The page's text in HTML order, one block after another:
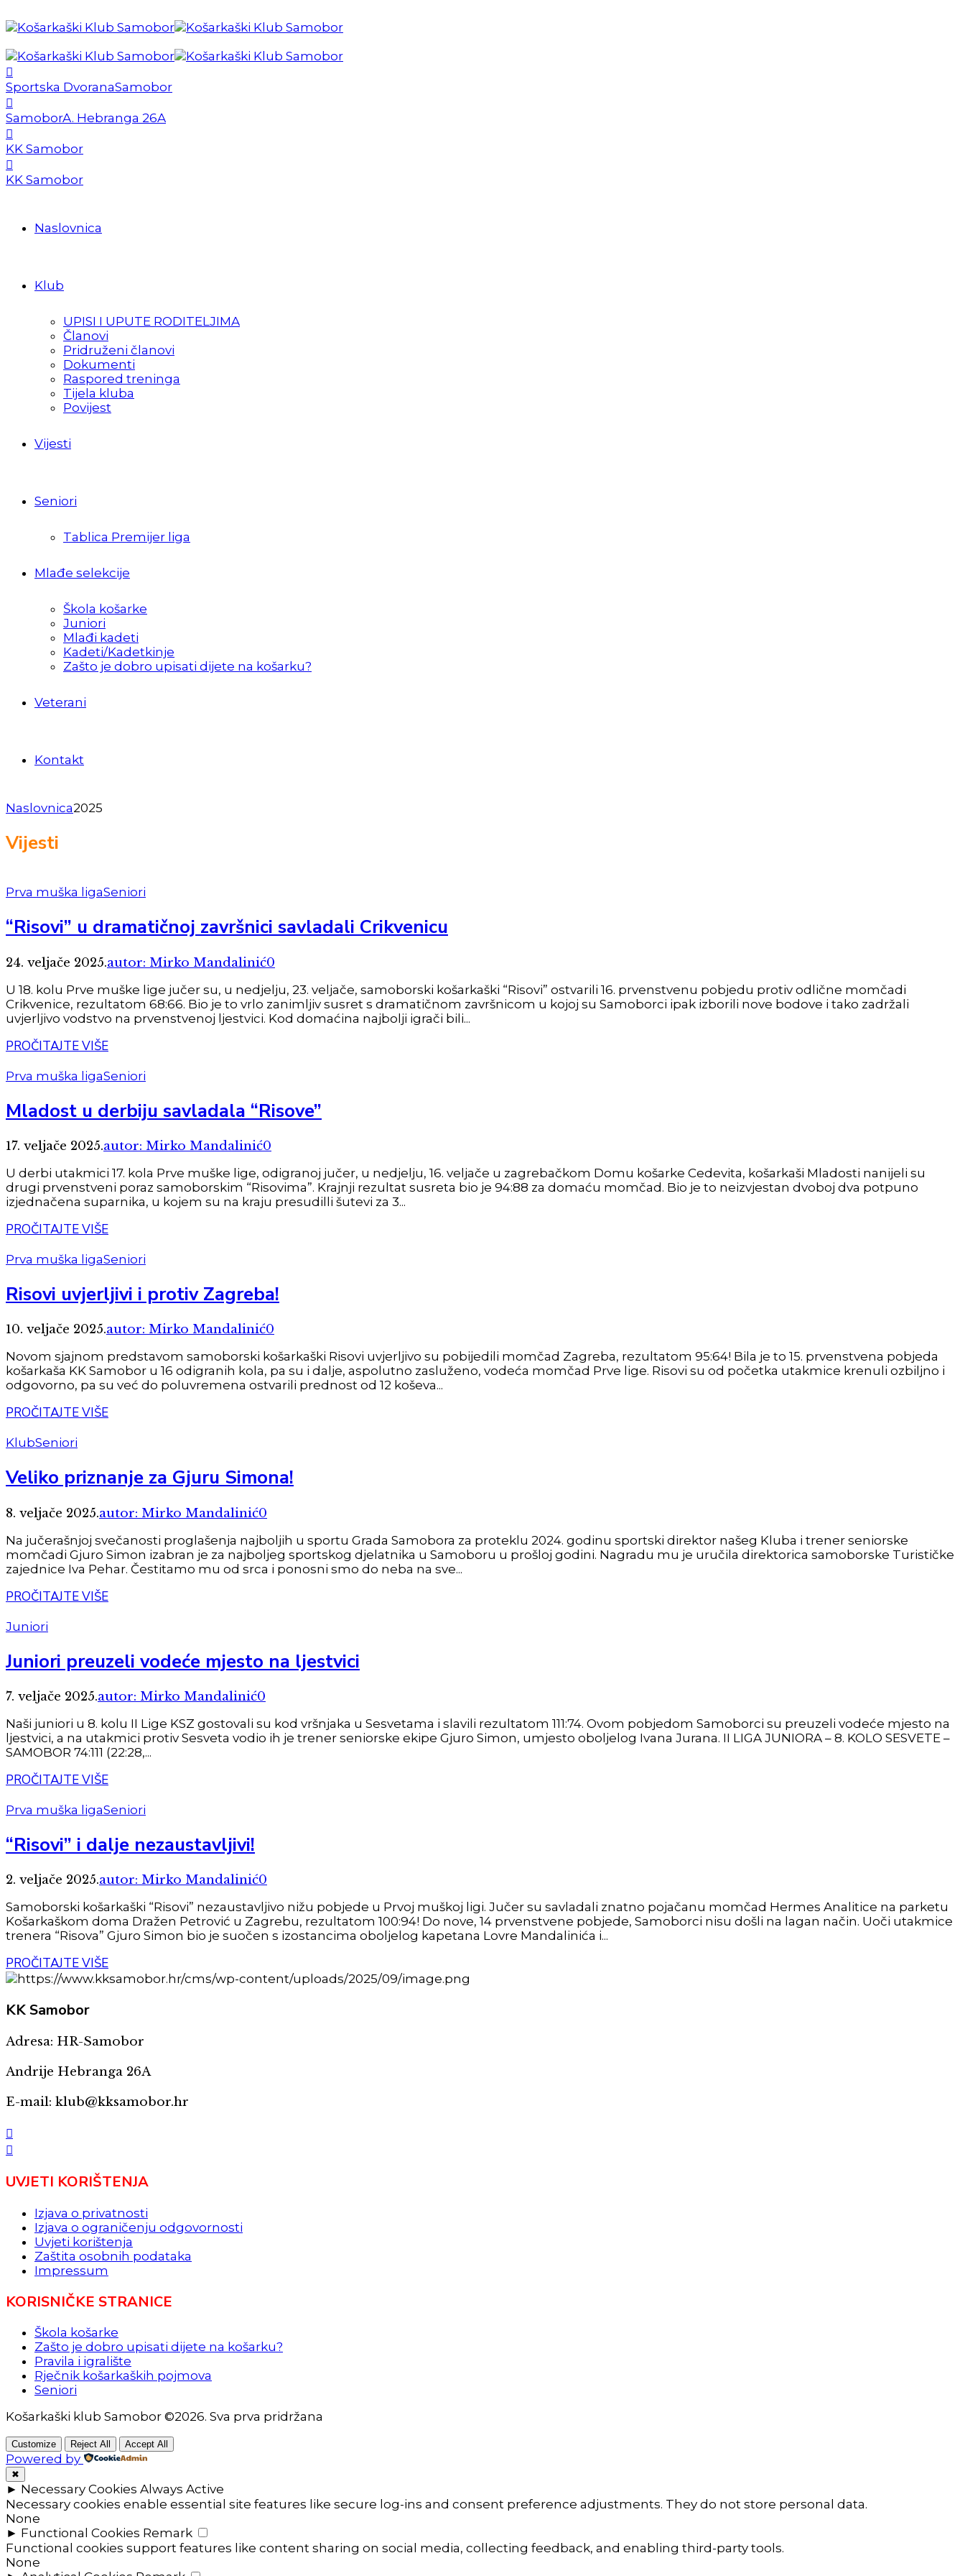
Sportska DvoranaSamobor
SamoborA. Hebranga 26A
KK Samobor
KK Samobor
Naslovnica
Klub
UPISI I UPUTE RODITELJIMA
Članovi
Pridruženi članovi
Dokumenti
Raspored treninga
Tijela kluba
Povijest
Vijesti
Seniori
Tablica Premijer liga
Mlađe selekcije
Škola košarke
Juniori
Mlađi kadeti
Kadeti/Kadetkinje
Zašto je dobro upisati dijete na košarku?
Veterani
Kontakt
Naslovnica2025
Vijesti
Prva muška ligaSeniori
“Risovi” u dramatičnoj završnici savladali Crikvenicu
24. veljače 2025.autor: Mirko Mandalinić0
U 18. kolu Prve muške lige jučer su, u nedjelju, 23. veljače, samoborski košarkaški “Risovi” ostvarili 16. prvenstvenu pobjedu protiv odlične momčadi
Crikvenice, rezultatom 68:66. Bio je to vrlo zanimljiv susret s dramatičnom završnicom u kojoj su Samoborci ipak izborili nove bodove i tako zadržali
uvjerljivo vodstvo na prvenstvenoj ljestvici. Kod domaćina najbolji igrači bili...
PROČITAJTE VIŠE
Prva muška ligaSeniori
Mladost u derbiju savladala “Risove”
17. veljače 2025.autor: Mirko Mandalinić0
U derbi utakmici 17. kola Prve muške lige, odigranoj jučer, u nedjelju, 16. veljače u zagrebačkom Domu košarke Cedevita, košarkaši Mladosti nanijeli su
drugi prvenstveni poraz samoborskim “Risovima”. Krajnji rezultat susreta bio je 94:88 za domaću momčad. Bio je to neizvjestan dvoboj dva potpuno
izjednačena suparnika, u kojem su na kraju presudilli šutevi za 3...
PROČITAJTE VIŠE
Prva muška ligaSeniori
Risovi uvjerljivi i protiv Zagreba!
10. veljače 2025.autor: Mirko Mandalinić0
Novom sjajnom predstavom samoborski košarkaški Risovi uvjerljivo su pobijedili momčad Zagreba, rezultatom 95:64! Bila je to 15. prvenstvena pobjeda
košarkaša KK Samobor u 16 odigranih kola, pa su i dalje, aspolutno zasluženo, vodeća momčad Prve lige. Risovi su od početka utakmice krenuli ozbiljno i
odgovorno, pa su već do poluvremena ostvarili prednost od 12 koševa...
PROČITAJTE VIŠE
KlubSeniori
Veliko priznanje za Gjuru Simona!
8. veljače 2025.autor: Mirko Mandalinić0
Na jučerašnjoj svečanosti proglašenja najboljih u sportu Grada Samobora za proteklu 2024. godinu sportski direktor našeg Kluba i trener seniorske
momčadi Gjuro Simon izabran je za najboljeg sportskog djelatnika u Samoboru u prošloj godini. Nagradu mu je uručila direktorica samoborske Turističke
zajednice Iva Pehar. Čestitamo mu od srca i ponosni smo do neba na sve...
PROČITAJTE VIŠE
Juniori
Juniori preuzeli vodeće mjesto na ljestvici
7. veljače 2025.autor: Mirko Mandalinić0
Naši juniori u 8. kolu II Lige KSZ gostovali su kod vršnjaka u Sesvetama i slavili rezultatom 111:74. Ovom pobjedom Samoborci su preuzeli vodeće mjesto na
ljestvici, a na utakmici protiv Sesveta vodio ih je trener seniorske ekipe Gjuro Simon, umjesto oboljelog Ivana Jurana. II LIGA JUNIORA – 8. KOLO SESVETE –
SAMOBOR 74:111 (22:28,...
PROČITAJTE VIŠE
Prva muška ligaSeniori
“Risovi” i dalje nezaustavljivi!
2. veljače 2025.autor: Mirko Mandalinić0
Samoborski košarkaški “Risovi” nezaustavljivo nižu pobjede u Prvoj muškoj ligi. Jučer su savladali znatno pojačanu momčad Hermes Analitice na parketu
Košarkaškom doma Dražen Petrović u Zagrebu, rezultatom 100:94! Do nove, 14 prvenstvene pobjede, Samoborci nisu došli na lagan način. Uoči utakmice
trenera “Risova” Gjuro Simon bio je suočen s izostancima oboljelog kapetana Lovre Mandalinića i...
PROČITAJTE VIŠE
KKSamobor
Adresa: HR-Samobor
Andrije Hebranga 26A
E-mail: klub@kksamobor.hr
UVJETI KORIŠTENJA
Izjava o privatnosti
Izjava o ograničenju odgovornosti
Uvjeti korištenja
Zaštita osobnih podataka
Impressum
KORISNIČKE STRANICE
Škola košarke
Zašto je dobro upisati dijete na košarku?
Pravila i igralište
Rječnik košarkaških pojmova
Seniori
Košarkaški klub Samobor ©2026. Sva prva pridržana
Customize Reject All Accept All
Powered by
✖
► Necessary Cookies Always Active
Necessary cookies enable essential site features like secure log-ins and consent preference adjustments. They do not store personal data.
None
► Functional Cookies Remark
Functional cookies support features like content sharing on social media, collecting feedback, and enabling third-party tools.
None